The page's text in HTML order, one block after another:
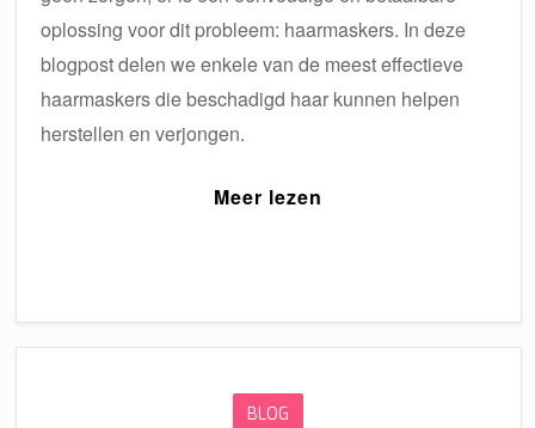
oplossing voor dit probleem: haarmaskers. In deze
blogpost delen we enkele van de meest effectieve
haarmaskers die beschadigd haar kunnen helpen
herstellen en verjongen.
Meer lezen
BLOG